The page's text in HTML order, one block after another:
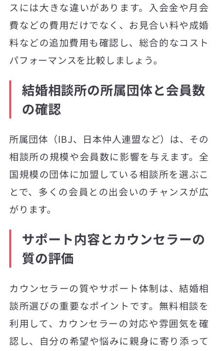
スには大きな違いがあります。入会金や月会
費などの費用だけでなく、お見合い料や成婚
料などの追加費用も確認し、総合的なコスト
パフォーマンスを比較しましょう。
結婚相談所の所属団体と会員数
の確認
所属団体（IBJ、日本仲人連盟など）は、その
相談所の規模や会員数に影響を与えます。全
国規模の団体に加盟している相談所を選ぶこ
とで、多くの会員との出会いのチャンスが広
がります。
サポート内容とカウンセラーの
質の評価
カウンセラーの質やサポート体制は、結婚相
談所選びの重要なポイントです。無料相談を
利用して、カウンセラーの対応や雰囲気を確
認し、自分の希望や悩みに親身に寄り添って